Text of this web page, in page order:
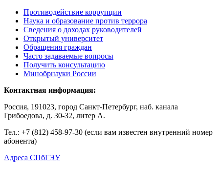
Противодействие коррупции
Наука и образование против террора
Сведения о доходах руководителей
Открытый университет
Обращения граждан
Часто задаваемые вопросы
Получить консультацию
Минобрнауки России
Контактная информация:
Россия, 191023, город Санкт-Петербург, наб. канала
Грибоедова, д. 30-32, литер А.
Тел.: +7 (812) 458-97-30 (если вам известен внутренний номер
абонента)
Адреса СПбГЭУ